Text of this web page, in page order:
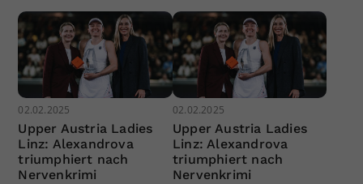
02.02.2025
Upper Austria Ladies
Linz: Alexandrova
triumphiert nach
Nervenkrimi
02.02.2025
Upper Austria Ladies
Linz: Alexandrova
triumphiert nach
Nervenkrimi